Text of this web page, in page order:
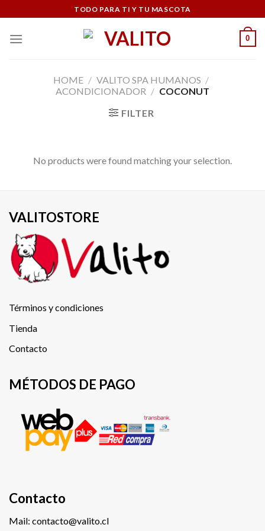
to
content
TODO PARA TI Y TU MASCOTA
0
HOME / VALITO SPA HUMANOS /
ACONDICIONADOR / COCONUT
FILTER
No products were found matching your selection.
VALITOSTORE
Términos y condiciones
Tienda
Contacto
MÉTODOS DE PAGO
Contacto
Mail: contacto@valito.cl